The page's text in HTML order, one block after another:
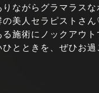
ながらグラマラス
の美人セラピストさ
施術にノックアウト
とときを、ぜひお